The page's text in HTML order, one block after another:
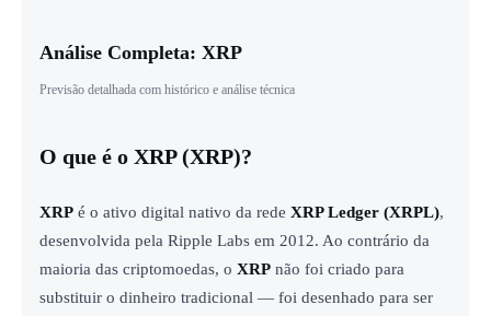
Análise Completa: XRP
Previsão detalhada com histórico e análise técnica
O que é o XRP (XRP)?
XRP é o ativo digital nativo da rede XRP Ledger (XRPL),
desenvolvida pela Ripple Labs em 2012. Ao contrário da
maioria das criptomoedas, o XRP não foi criado para
substituir o dinheiro tradicional — foi desenhado para ser